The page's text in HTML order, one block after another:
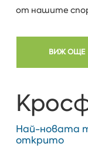
от нашите
ВИЖ ОЩЕ
Най-новата
открито